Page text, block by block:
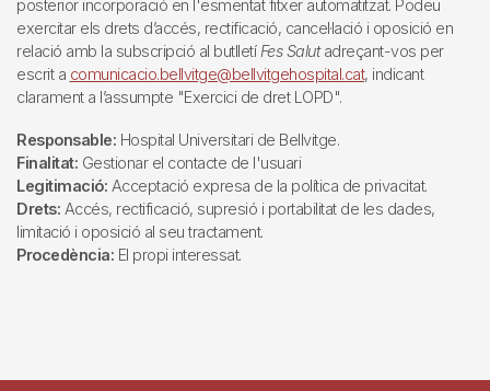
posterior incorporació en l'esmentat fitxer automatitzat. Podeu
exercitar els drets d’accés, rectificació, cancel·lació i oposició en
relació amb la subscripció al butlletí Fes Salutadreçant-vos per
escrit a comunicacio.bellvitge@bellvitgehospital.cat, indicant
clarament a l’assumpte "Exercici de dret LOPD".
Responsable: Hospital Universitari de Bellvitge.
Finalitat: Gestionar el contacte de l'usuari
Legitimació: Acceptació expresa de la política de privacitat.
Drets: Accés, rectificació, supresió i portabilitat de les dades,
limitació i oposició al seu tractament.
Procedència: El propi interessat.